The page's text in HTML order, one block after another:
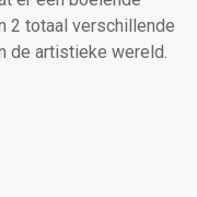
2 totaal verschillende
de artistieke wereld.